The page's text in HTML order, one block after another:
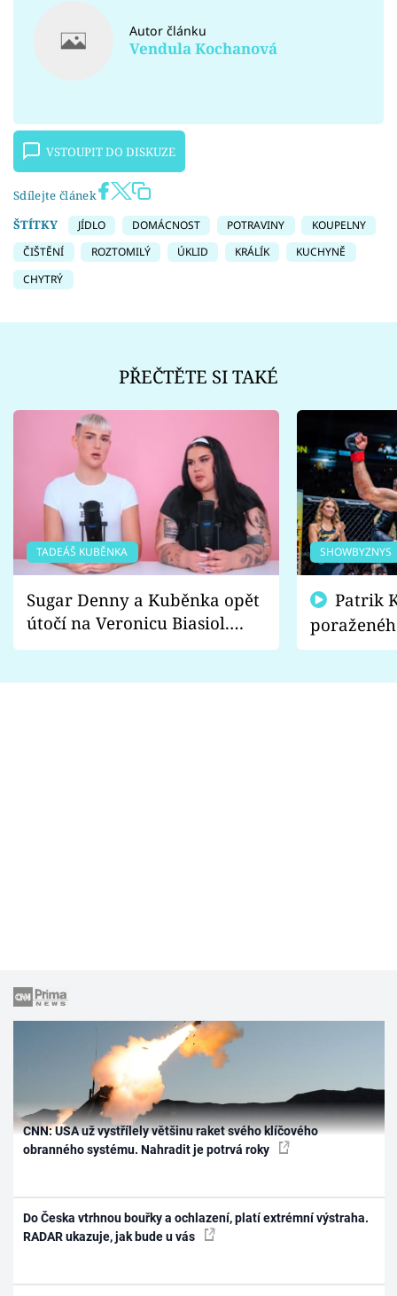
Autor článku
Vendula Kochanová
VSTOUPIT DO DISKUZE
Sdílejte článek
ŠTÍTKY
JÍDLO DOMÁCNOST POTRAVINY
KOUPELNY
ČIŠTĚNÍ
ROZTOMILÝ ÚKLID KRÁLÍK
KUCHYNĚ
CHYTRÝ
PŘEČTĚTE SI TAKÉ
TADEÁŠ KUBĚNKA
Sugar Denny a Kuběnka opět
útočí na Veronicu Biasiol.
Proč je podle nich falešná a
SHOWBYZNYS
fanoušci
CNN: USA už vystřílely většinu raket svého klíčového
obranného systému. Nahradit je potrvá roky
Do Česka vtrhnou bouřky a ochlazení, platí extrémní výstraha.
RADAR ukazuje, jak bude u vás